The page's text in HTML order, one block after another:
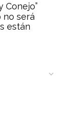
Conejo”
no será
están